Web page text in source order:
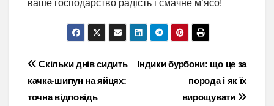
ваше господарство радість і смачне м’ясо!
Навігація
записів
Індики бурбони: що це за
порода і як їх
вирощувати
Скільки днів сидить
качка-шипун на яйцях:
точна відповідь